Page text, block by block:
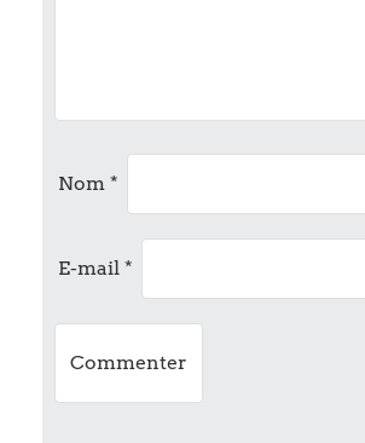
t
n
Nom *
E-mail *